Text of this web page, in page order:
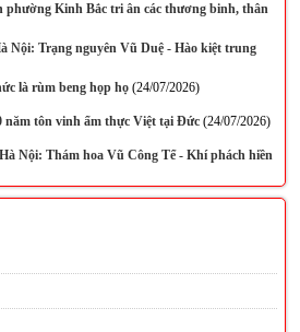
phường Kinh Bắc tri ân các thương binh, thân
Nội: Trạng nguyên Vũ Duệ - Hào kiệt trung
là rùm beng họp họ(24/07/2026)
tôn vinh ẩm thực Việt tại Đức(24/07/2026)
Nội: Thám hoa Vũ Công Tể - Khí phách hiền